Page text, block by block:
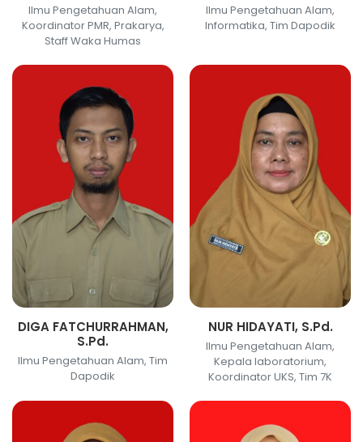
Ilmu Pengetahuan Alam,
Koordinator PMR, Prakarya,
Staff Waka Humas
Ilmu Pengetahuan Alam,
Informatika, Tim Dapodik
DIGA FATCHURRAHMAN,
S.Pd.
Ilmu Pengetahuan Alam, Tim
Dapodik
NUR HIDAYATI, S.Pd.
Ilmu Pengetahuan Alam,
Kepala laboratorium,
Koordinator UKS, Tim 7K